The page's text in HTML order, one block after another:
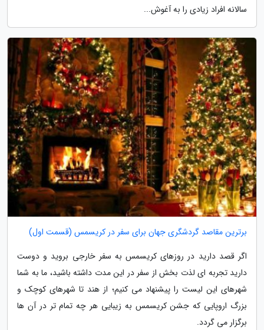
سالانه افراد زیادی را به آغوش...
برترین مقاصد گردشگری جهان برای سفر در کریسمس (قسمت اول)
اگر قصد دارید در روزهای کریسمس به سفر خارجی بروید و دوست
دارید تجربه ای لذت بخش از سفر در این مدت داشته باشید، ما به شما
شهرهای این لیست را پیشنهاد می کنیم؛ از هند تا شهرهای کوچک و
بزرگ اروپایی که جشن کریسمس به زیبایی هر چه تمام تر در آن ها
برگزار می گردد.